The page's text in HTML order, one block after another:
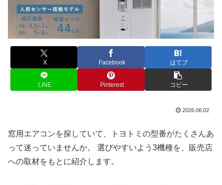
X Facebook はてブ
LINE Pinterest コピー
2026.06.02
窓用エアコンを探していて、トヨトミの型番がたくさんあ
って迷っていませんか。 選びやすいよう3機種を、販売店
への取材をもとに紹介します。